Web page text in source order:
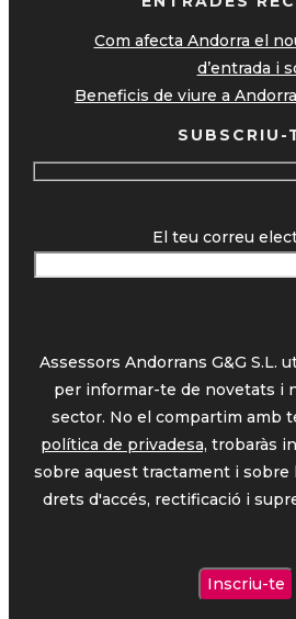
Com afecta Andorra el
d’entrada i
Beneficis de viure a Andorra
SUBSCRIU-
El teu correu
Assessors Andorrans G&G S.L.
per informar-te de novetats i
sector. No el compartim amb
política de privadesa, trobaràs
sobre aquest tractament i sobre
drets d'accés, rectificació i